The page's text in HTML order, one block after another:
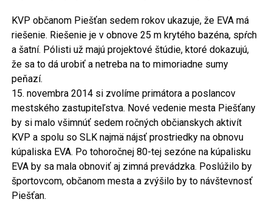
KVP občanom Piešťan sedem rokov ukazuje, že EVA má
riešenie. Riešenie je v obnove 25 m krytého bazéna, spŕch
a šatní. Pólisti už majú projektové štúdie, ktoré dokazujú,
že sa to dá urobiť a netreba na to mimoriadne sumy
peňazí.
15. novembra 2014 si zvolíme primátora a poslancov
mestského zastupiteľstva. Nové vedenie mesta Piešťany
by si malo všimnúť sedem ročných občianskych aktivít
KVP a spolu so SLK najmä nájsť prostriedky na obnovu
kúpaliska EVA. Po tohoročnej 80-tej sezóne na kúpalisku
EVA by sa mala obnoviť aj zimná prevádzka. Poslúžilo by
športovcom, občanom mesta a zvýšilo by to návštevnosť
Piešťan.